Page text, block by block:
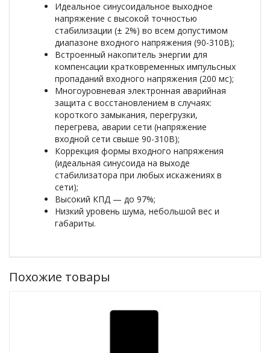
Идеальное синусоидальное выходное
напряжение с высокой точностью
стабилизации (± 2%) во всем допустимом
диапазоне входного напряжения (90-310В);
Встроенный накопитель энергии для
компенсации кратковременных импульсных
пропаданий входного напряжения (200 мс);
Многоуровневая электронная аварийная
защита с восстановлением в случаях:
короткого замыкания, перегрузки,
перегрева, аварии сети (напряжение
входной сети свыше 90-310В);
Коррекция формы входного напряжения
(идеальная синусоида на выходе
стабилизатора при любых искажениях в
сети);
Высокий КПД — до 97%;
Низкий уровень шума, небольшой вес и
габариты.
Похожие товары